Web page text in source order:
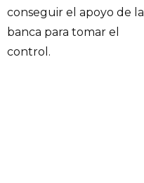
conseguir el apoyo de la
banca para tomar el
control.